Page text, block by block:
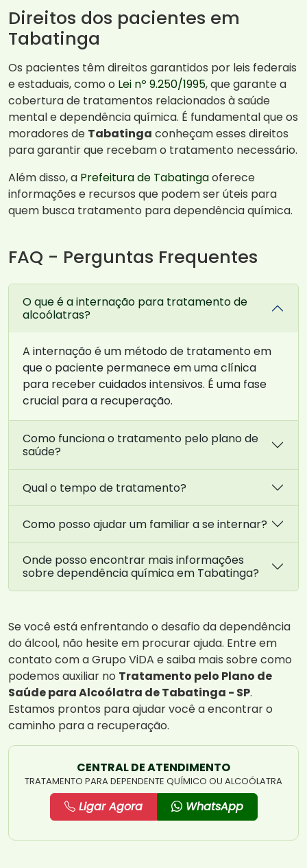
Direitos dos pacientes em
Tabatinga
Os pacientes têm direitos garantidos por leis federais
e estaduais, como o Lei nº 9.250/1995, que garante a
cobertura de tratamentos relacionados à saúde
mental e dependência química. É fundamental que os
moradores de Tabatinga conheçam esses direitos
para garantir que recebam o tratamento necessário.
Além disso, a Prefeitura de Tabatingaoferece
informações e recursos que podem ser úteis para
quem busca tratamento para dependência química.
FAQ - Perguntas Frequentes
O que é a internação para tratamento de
alcoólatras?
A internação é um método de tratamento em
que o paciente permanece em uma clínica
para receber cuidados intensivos. É uma fase
crucial para a recuperação.
Como funciona o tratamento pelo plano de
saúde?
Qual o tempo de tratamento?
Como posso ajudar um familiar a se internar?
Onde posso encontrar mais informações
sobre dependência química em Tabatinga?
Se você está enfrentando o desafio da dependência
do álcool, não hesite em procurar ajuda. Entre em
contato com a Grupo ViDA e saiba mais sobre como
podemos auxiliar no Tratamento pelo Plano de
Saúde para Alcoólatra de Tabatinga - SP.
Estamos prontos para ajudar você a encontrar o
caminho para a recuperação.
CENTRAL DE ATENDIMENTO
TRATAMENTO PARA DEPENDENTE QUÍMICO OU ALCOÓLATRA
Ligar Agora WhatsApp